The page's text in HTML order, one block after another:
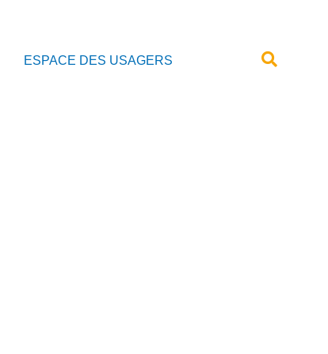
ESPACE DES USAGERS